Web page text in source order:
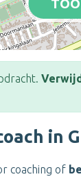
in
coaching of